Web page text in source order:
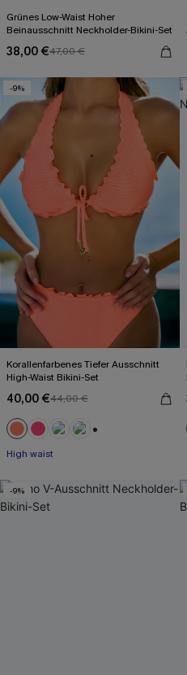
Grünes Low-Waist Hoher
Beinausschnitt Neckholder-Bikini-Set
38,00 €47,00 €
-9%
Korallenfarbenes Tiefer Ausschnitt
High-Waist Bikini-Set
40,00 €44,00 €
High waist
-9%